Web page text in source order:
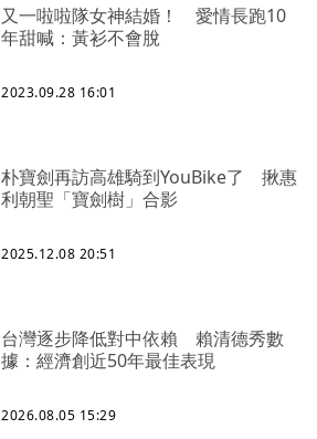
又一啦啦隊女神結婚！ 愛情長跑10
年甜喊：黃衫不會脫
2023.09.28 16:01
朴寶劍再訪高雄騎到YouBike了 揪惠
利朝聖「寶劍樹」合影
2025.12.08 20:51
台灣逐步降低對中依賴 賴清德秀數
據：經濟創近50年最佳表現
2026.08.05 15:29